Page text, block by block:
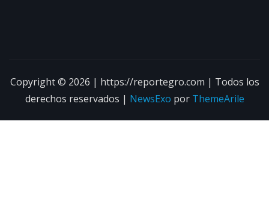
Copyright © 2026 | https://reportegro.com | Todos los
derechos reservados | NewsExo por ThemeArile